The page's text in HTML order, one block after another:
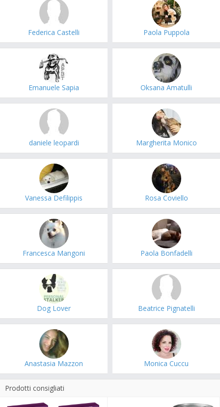
Federica Castelli Paola Puppola
Emanuele Sapia Oksana Amatulli
daniele leopardi Margherita Monico
Vanessa Defilippis Rosa Coviello
Francesca Mangoni Paola Bonfadelli
Dog Lover Beatrice Pignatelli
Anastasia Mazzon Monica Cuccu
Prodotti consigliati